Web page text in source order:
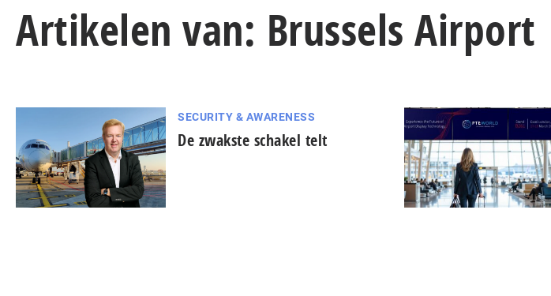
Artikelen van: Brussels Airport
SECURITY & AWARENESS
De zwakste schakel telt